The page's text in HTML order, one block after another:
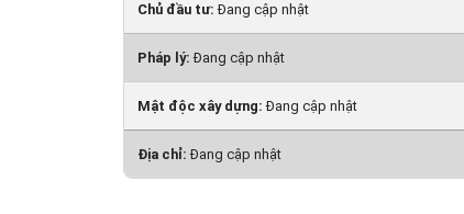
Chủ đầu tư:Đang cập nhật
Pháp lý:Đang cập nhật
Mật độc xây dựng:Đang cập nhật
Địa chỉ:Đang cập nhật